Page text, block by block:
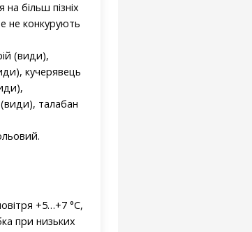
більш пізніх
не конкурують
(види),
кучерявець
талабан
+5…+7 °С,
при низьких